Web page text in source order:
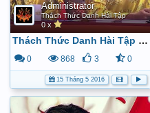
Administrator
Thách Thức Danh Hài Tập
0 x
Thách Thức Danh Hài Tập 6 (20/5/2015) - Full HD - YouTube
0 868 3 0
15 Tháng 5 2016